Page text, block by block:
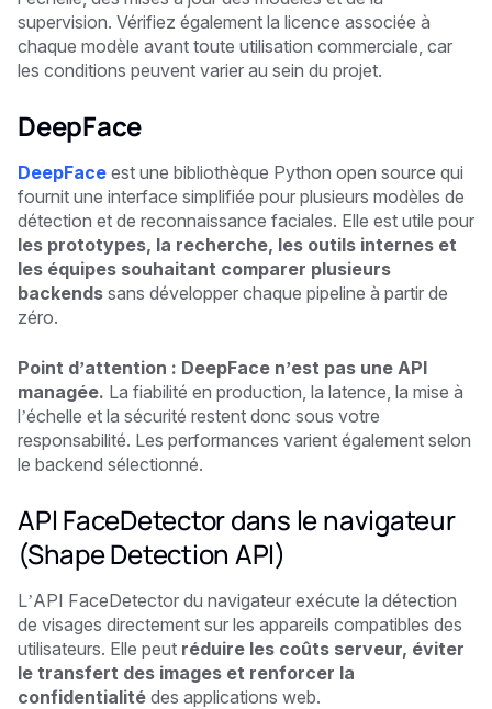
supervision. Vérifiez également la licence associée à
chaque modèle avant toute utilisation commerciale, car
les conditions peuvent varier au sein du projet.
DeepFace
DeepFace est une bibliothèque Python open source qui
fournit une interface simplifiée pour plusieurs modèles de
détection et de reconnaissance faciales. Elle est utile pour
les prototypes, la recherche, les outils internes et
les équipes souhaitant comparer plusieurs
backends sans développer chaque pipeline à partir de
zéro.
Point d’attention : DeepFace n’est pas une API
managée. La fiabilité en production, la latence, la mise à
l’échelle et la sécurité restent donc sous votre
responsabilité. Les performances varient également selon
le backend sélectionné.
API FaceDetector dans le navigateur
(Shape Detection API)
L’API FaceDetector du navigateur exécute la détection
de visages directement sur les appareils compatibles des
utilisateurs. Elle peut réduire les coûts serveur, éviter
le transfert des images et renforcer la
confidentialité des applications web.